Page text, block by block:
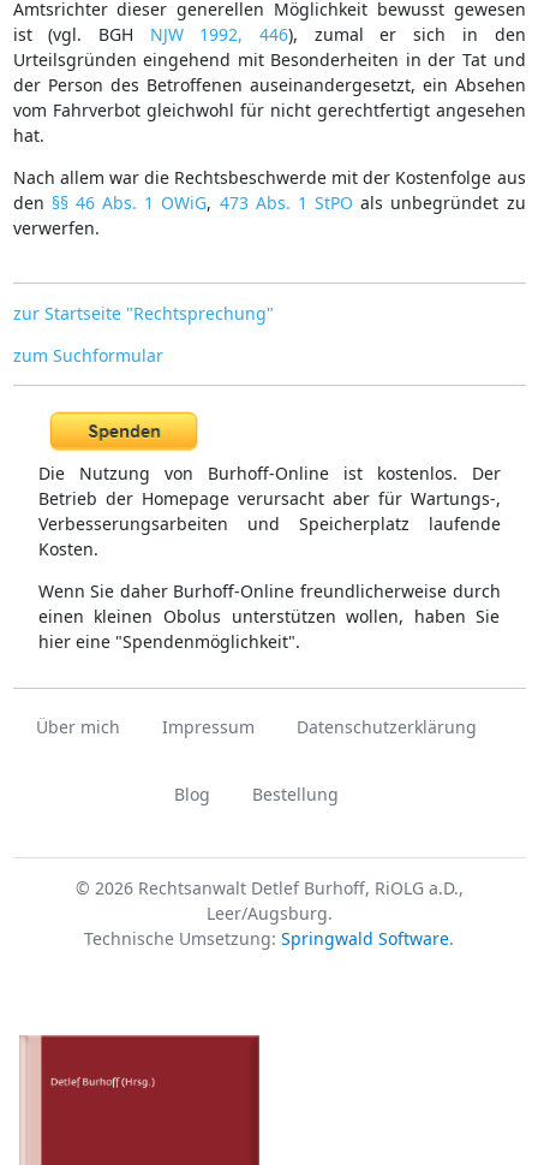
Amtsrichter dieser generellen Möglichkeit bewusst gewesen
ist (vgl. BGH NJW 1992, 446), zumal er sich in den
Urteilsgründen eingehend mit Besonderheiten in der Tat und
der Person des Betroffenen auseinandergesetzt, ein Absehen
vom Fahrverbot gleichwohl für nicht gerechtfertigt angesehen
hat.
Nach allem war die Rechtsbeschwerde mit der Kostenfolge aus
den §§ 46 Abs. 1 OWiG, 473 Abs. 1 StPO als unbegründet zu
verwerfen.
zur Startseite "Rechtsprechung"
zum Suchformular
Die Nutzung von Burhoff-Online ist kostenlos. Der
Betrieb der Homepage verursacht aber für Wartungs-,
Verbesserungsarbeiten und Speicherplatz laufende
Kosten.
Wenn Sie daher Burhoff-Online freundlicherweise durch
einen kleinen Obolus unterstützen wollen, haben Sie
hier eine "Spendenmöglichkeit".
Über mich Impressum Datenschutzerklärung
Blog Bestellung
© 2026 Rechtsanwalt Detlef Burhoff, RiOLG a.D.,
Leer/Augsburg.
Technische Umsetzung: Springwald Software.